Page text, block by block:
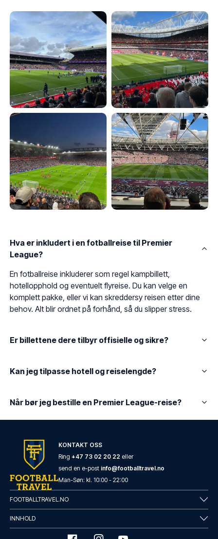
Hva er inkludert i en fotballreise til Premier
League?
En fotballreise inkluderer som regel kampbillett,
hotellopphold og eventuelt flyreise. Du kan velge en
komplett pakke, eller vi kan skreddersy reisen etter dine
behov. Alt blir ordnet på forhånd, så du slipper stress.
Er billettene dere tilbyr offisielle og sikre?
Kan jeg tilpasse hotell og reiselengde?
Når bør jeg bestille en Premier League-reise?
KONTAKT OSS
Ring +47 73 02 20 22 eller
send en e-post info@footballtravel.no
Man-Søn: kl. 10:00 - 22:00
FOOTBALLTRAVEL.NO
INNHOLD